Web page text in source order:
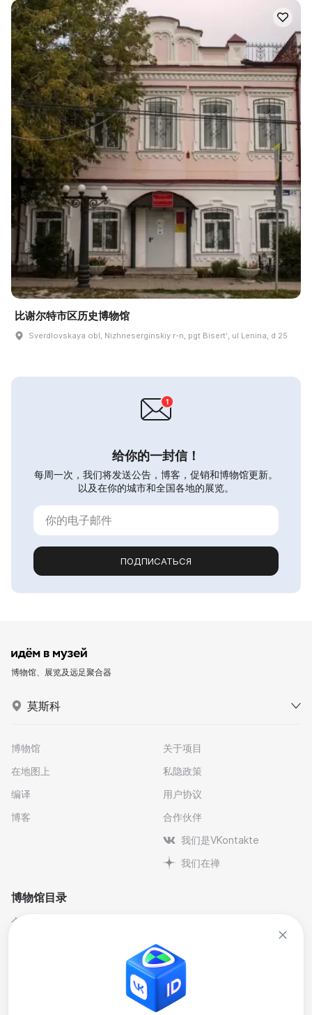
比谢尔特市区历史博物馆
Sverdlovskaya obl, Nizhneserginskiy r-n, pgt Bisertʹ, ul Lenina, d 25
给你的一封信！
每周一次，我们将发送公告，博客，促销和博物馆更新。
以及在你的城市和全国各地的展览。
ПОДПИСАТЬСЯ
博物馆、展览及远足聚合器
莫斯科
博物馆
在地图上
编译
博客
关于项目
私隐政策
用户协议
合作伙伴
我们是VKontakte
我们在禅
博物馆目录
个人与纪念博物馆
艺术
行业